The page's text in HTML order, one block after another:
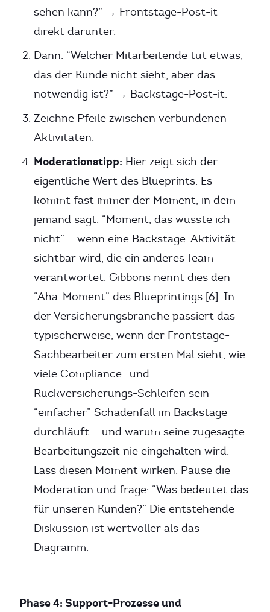
sehen kann?” → Frontstage-Post-it
direkt darunter.
Dann: “Welcher Mitarbeitende tut etwas,
das der Kunde nicht sieht, aber das
notwendig ist?” → Backstage-Post-it.
Zeichne Pfeile zwischen verbundenen
Aktivitäten.
Moderationstipp: Hier zeigt sich der
eigentliche Wert des Blueprints. Es
kommt fast immer der Moment, in dem
jemand sagt: “Moment, das wusste ich
nicht” — wenn eine Backstage-Aktivität
sichtbar wird, die ein anderes Team
verantwortet. Gibbons nennt dies den
“Aha-Moment” des Blueprintings [6]. In
der Versicherungsbranche passiert das
typischerweise, wenn der Frontstage-
Sachbearbeiter zum ersten Mal sieht, wie
viele Compliance- und
Rückversicherungs-Schleifen sein
“einfacher” Schadenfall im Backstage
durchläuft — und warum seine zugesagte
Bearbeitungszeit nie eingehalten wird.
Lass diesen Moment wirken. Pause die
Moderation und frage: “Was bedeutet das
für unseren Kunden?” Die entstehende
Diskussion ist wertvoller als das
Diagramm.
Phase 4: Support-Prozesse und